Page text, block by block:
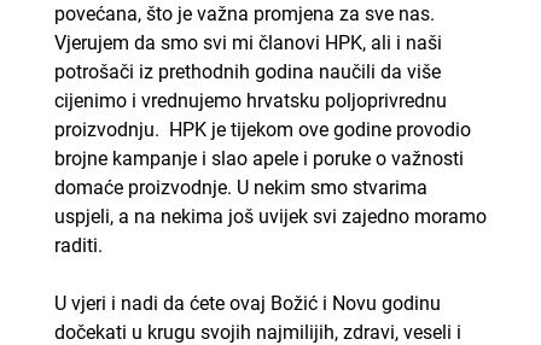
povećana, što je važna promjena za sve nas.
Vjerujem da smo svi mi članovi HPK, ali i naši
potrošači iz prethodnih godina naučili da više
cijenimo i vrednujemo hrvatsku poljoprivrednu
proizvodnju. HPK je tijekom ove godine provodio
brojne kampanje i slao apele i poruke o važnosti
domaće proizvodnje. U nekim smo stvarima
uspjeli, a na nekima još uvijek svi zajedno moramo
raditi.
U vjeri i nadi da ćete ovaj Božić i Novu godinu
dočekati u krugu svojih najmilijih, zdravi, veseli i